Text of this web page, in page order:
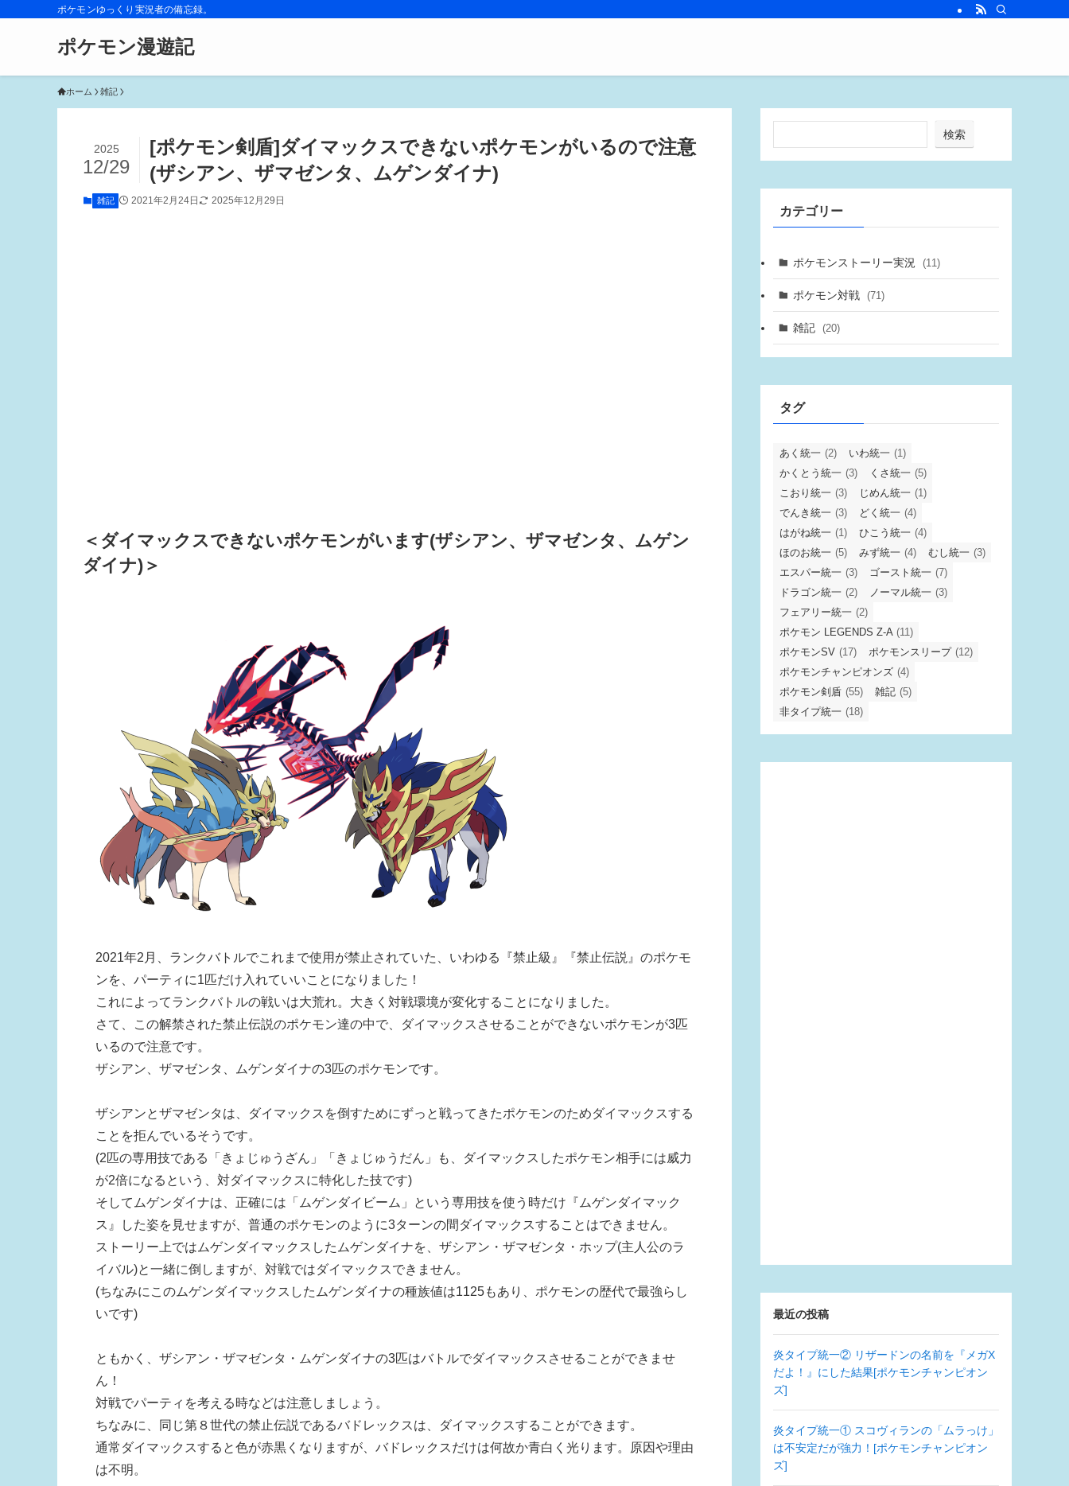
ポケモンゆっくり実況者の備忘録。
ポケモン漫遊記
ホーム 雑記
[ポケモン剣盾]ダイマックスできないポケモンがいるので注意
(ザシアン、ザマゼンタ、ムゲンダイナ)
2025
12/29
雑記 2021年2月24日 2025年12月29日
＜ダイマックスできないポケモンがいます(ザシアン、ザマゼンタ、ムゲン
ダイナ)＞
2021年2月、ランクバトルでこれまで使用が禁止されていた、いわゆる『禁止級』『禁止伝説』のポケモ
ンを、パーティに1匹だけ入れていいことになりました！
これによってランクバトルの戦いは大荒れ。大きく対戦環境が変化することになりました。
さて、この解禁された禁止伝説のポケモン達の中で、ダイマックスさせることができないポケモンが3匹
いるので注意です。
ザシアン、ザマゼンタ、ムゲンダイナの3匹のポケモンです。
ザシアンとザマゼンタは、ダイマックスを倒すためにずっと戦ってきたポケモンのためダイマックスする
ことを拒んでいるそうです。
(2匹の専用技である「きょじゅうざん」「きょじゅうだん」も、ダイマックスしたポケモン相手には威力
が2倍になるという、対ダイマックスに特化した技です)
そしてムゲンダイナは、正確には「ムゲンダイビーム」という専用技を使う時だけ『ムゲンダイマック
ス』した姿を見せますが、普通のポケモンのように3ターンの間ダイマックスすることはできません。
ストーリー上ではムゲンダイマックスしたムゲンダイナを、ザシアン・ザマゼンタ・ホップ(主人公のラ
イバル)と一緒に倒しますが、対戦ではダイマックスできません。
(ちなみにこのムゲンダイマックスしたムゲンダイナの種族値は1125もあり、ポケモンの歴代で最強らし
いです)
ともかく、ザシアン・ザマゼンタ・ムゲンダイナの3匹はバトルでダイマックスさせることができませ
ん！
対戦でパーティを考える時などは注意しましょう。
ちなみに、同じ第８世代の禁止伝説であるバドレックスは、ダイマックスすることができます。
通常ダイマックスすると色が赤黒くなりますが、バドレックスだけは何故か青白く光ります。原因や理由
は不明。
検索
カテゴリー
ポケモンストーリー実況 (11)
ポケモン対戦 (71)
雑記 (20)
タグ
あく統一 (2) いわ統一 (1)
かくとう統一 (3) くさ統一 (5)
こおり統一 (3) じめん統一 (1)
でんき統一 (3) どく統一 (4)
はがね統一 (1) ひこう統一 (4)
ほのお統一 (5) みず統一 (4) むし統一 (3)
エスパー統一 (3) ゴースト統一 (7)
ドラゴン統一 (2) ノーマル統一 (3)
フェアリー統一 (2)
ポケモン LEGENDS Z-A (11)
ポケモンSV (17) ポケモンスリープ (12)
ポケモンチャンピオンズ (4)
ポケモン剣盾 (55) 雑記 (5)
非タイプ統一 (18)
最近の投稿
炎タイプ統一② リザードンの名前を『メガX
だよ！』にした結果[ポケモンチャンピオン
ズ]
炎タイプ統一① スコヴィランの「ムラっけ」
は不安定だが強力！[ポケモンチャンピオン
ズ]